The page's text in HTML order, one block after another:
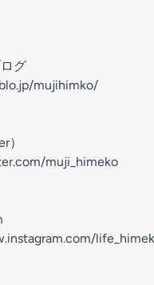
グ
mujihimko/
）
muji_himeko